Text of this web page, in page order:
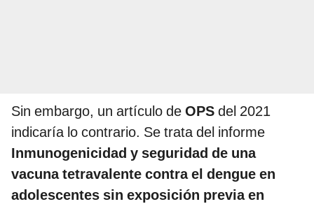
Sin embargo, un artículo de OPS del 2021
indicaría lo contrario. Se trata del informe
Inmunogenicidad y seguridad de una
vacuna tetravalente contra el dengue en
adolescentes sin exposición previa en